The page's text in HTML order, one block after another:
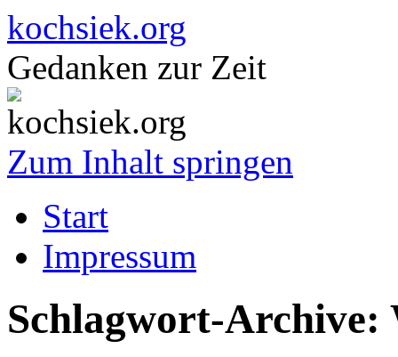
kochsiek.org
Gedanken zur Zeit
Zum Inhalt springen
Start
Impressum
Schlagwort-Archive: